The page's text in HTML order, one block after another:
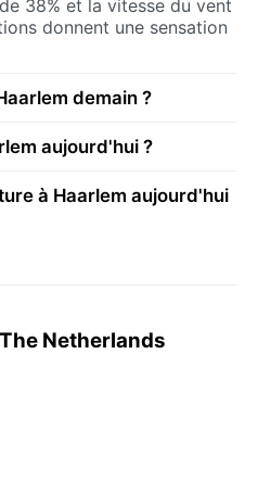
38% et la vitesse du vent
donnent une sensation
demain ?
aujourd'hui ?
à Haarlem aujourd'hui
Netherlands